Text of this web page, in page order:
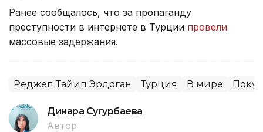
Ранее сообщалось, что за пропаганду
преступности в интернете в Турции провели
массовые задержания.
Реджеп Тайип Эрдоган Турция В мире
Динара Сугурбаева
Автор